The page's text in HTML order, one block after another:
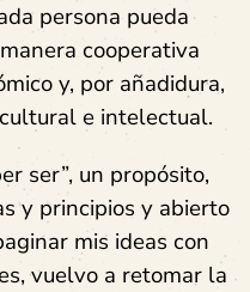
persona pueda
cooperativa
y, por añadidura,
e intelectual.
ser”, un propósito,
y principios y abierto
mis ideas con
vuelvo a retomar la